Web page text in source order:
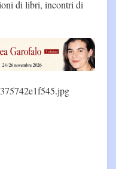
di libri, incontri di